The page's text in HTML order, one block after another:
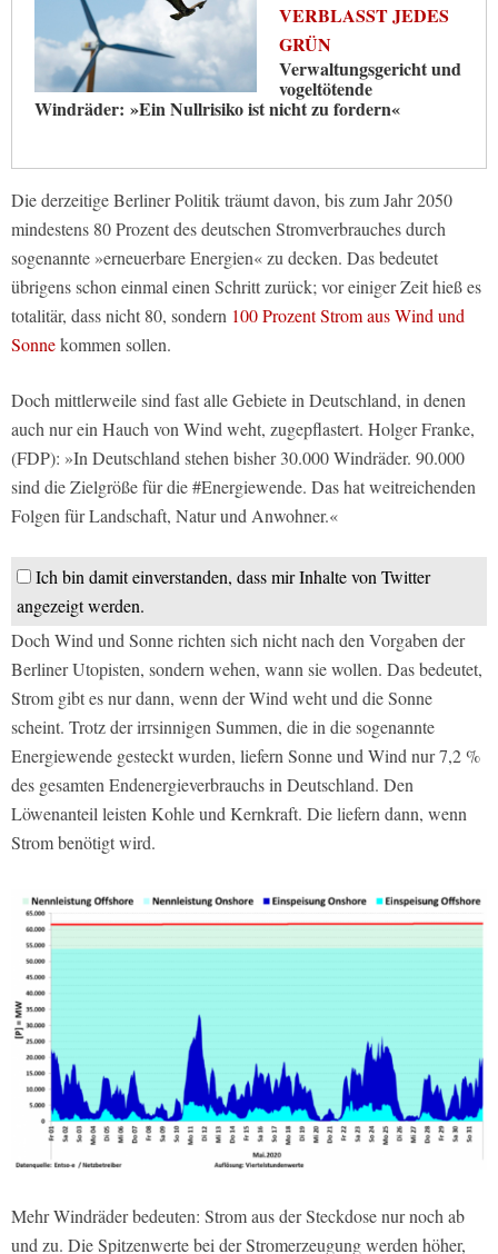
VERBLASST JEDES
GRÜN
Verwaltungsgericht und
vogeltötende
Windräder: »Ein Nullrisiko ist nicht zu fordern«
Die derzeitige Berliner Politik träumt davon, bis zum Jahr 2050
mindestens 80 Prozent des deutschen Stromverbrauches durch
sogenannte »erneuerbare Energien« zu decken. Das bedeutet
übrigens schon einmal einen Schritt zurück; vor einiger Zeit hieß es
totalitär, dass nicht 80, sondern 100 Prozent Strom aus Wind und
Sonnekommen sollen.
Doch mittlerweile sind fast alle Gebiete in Deutschland, in denen
auch nur ein Hauch von Wind weht, zugepflastert. Holger Franke,
(FDP): »In Deutschland stehen bisher 30.000 Windräder. 90.000
sind die Zielgröße für die #Energiewende. Das hat weitreichenden
Folgen für Landschaft, Natur und Anwohner.«
Ich bin damit einverstanden, dass mir Inhalte von Twitter
angezeigt werden.
Doch Wind und Sonne richten sich nicht nach den Vorgaben der
Berliner Utopisten, sondern wehen, wann sie wollen. Das bedeutet,
Strom gibt es nur dann, wenn der Wind weht und die Sonne
scheint. Trotz der irrsinnigen Summen, die in die sogenannte
Energiewende gesteckt wurden, liefern Sonne und Wind nur 7,2 %
des gesamten Endenergieverbrauchs in Deutschland. Den
Löwenanteil leisten Kohle und Kernkraft. Die liefern dann, wenn
Strom benötigt wird.
Mehr Windräder bedeuten: Strom aus der Steckdose nur noch ab
und zu. Die Spitzenwerte bei der Stromerzeugung werden höher,